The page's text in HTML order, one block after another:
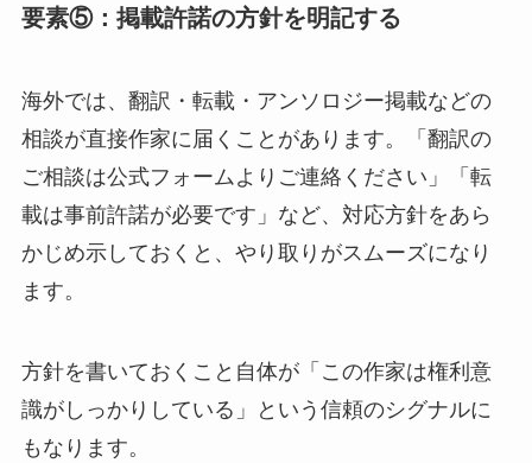
要素⑤：掲載許諾の方針を明記する
海外では、翻訳・転載・アンソロジー掲載などの
相談が直接作家に届くことがあります。「翻訳の
ご相談は公式フォームよりご連絡ください」「転
載は事前許諾が必要です」など、対応方針をあら
かじめ示しておくと、やり取りがスムーズになり
ます。
方針を書いておくこと自体が「この作家は権利意
識がしっかりしている」という信頼のシグナルに
もなります。